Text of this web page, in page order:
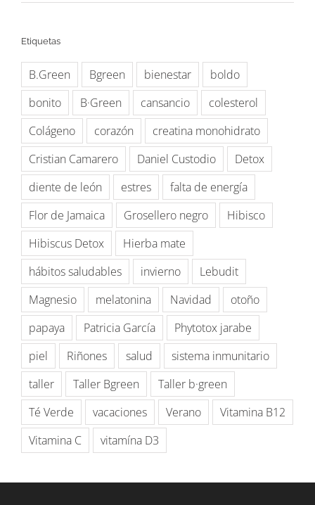
Etiquetas
B.Green Bgreen bienestar
boldo
bonito
B·Green cansancio
colesterol
Colágeno
corazón
creatina monohidrato
Cristian Camarero
Daniel Custodio
Detox
diente de león
estres
falta de energía
Flor de Jamaica
Grosellero negro
Hibisco
Hibiscus Detox
Hierba mate
hábitos saludables
invierno
Lebudit
Magnesio
melatonina Navidad
otoño
papaya
Patricia García
Phytotox jarabe
piel
Riñones salud
sistema inmunitario
taller
Taller Bgreen
Taller b·green
Té Verde
vacaciones Verano
Vitamina B12
Vitamina C
vitamína D3